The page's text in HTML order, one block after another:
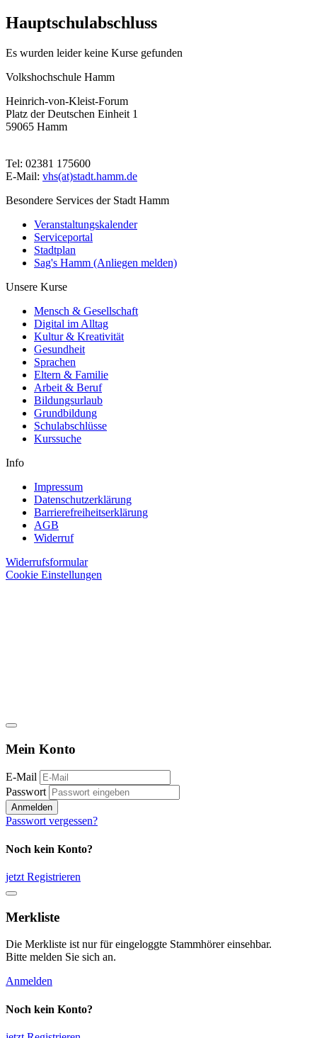
Hauptschulabschluss
Es wurden leider keine Kurse gefunden
Volkshochschule Hamm
Heinrich-von-Kleist-Forum
Platz der Deutschen Einheit 1
59065 Hamm
Tel: 02381 175600
E-Mail: vhs(at)stadt.hamm.de
Besondere Services der Stadt Hamm
Veranstaltungskalender
Serviceportal
Stadtplan
Sag's Hamm (Anliegen melden)
Unsere Kurse
Mensch & Gesellschaft
Digital im Alltag
Kultur & Kreativität
Gesundheit
Sprachen
Eltern & Familie
Arbeit & Beruf
Bildungsurlaub
Grundbildung
Schulabschlüsse
Kurssuche
Info
Impressum
Datenschutzerklärung
Barrierefreiheitserklärung
AGB
Widerruf
Widerrufsformular
Cookie Einstellungen
Mein Konto
E-Mail
Passwort
Anmelden
Passwort vergessen?
Noch kein Konto?
jetzt Registrieren
Merkliste
Die Merkliste ist nur für eingeloggte Stammhörer einsehbar.
Bitte melden Sie sich an.
Anmelden
Noch kein Konto?